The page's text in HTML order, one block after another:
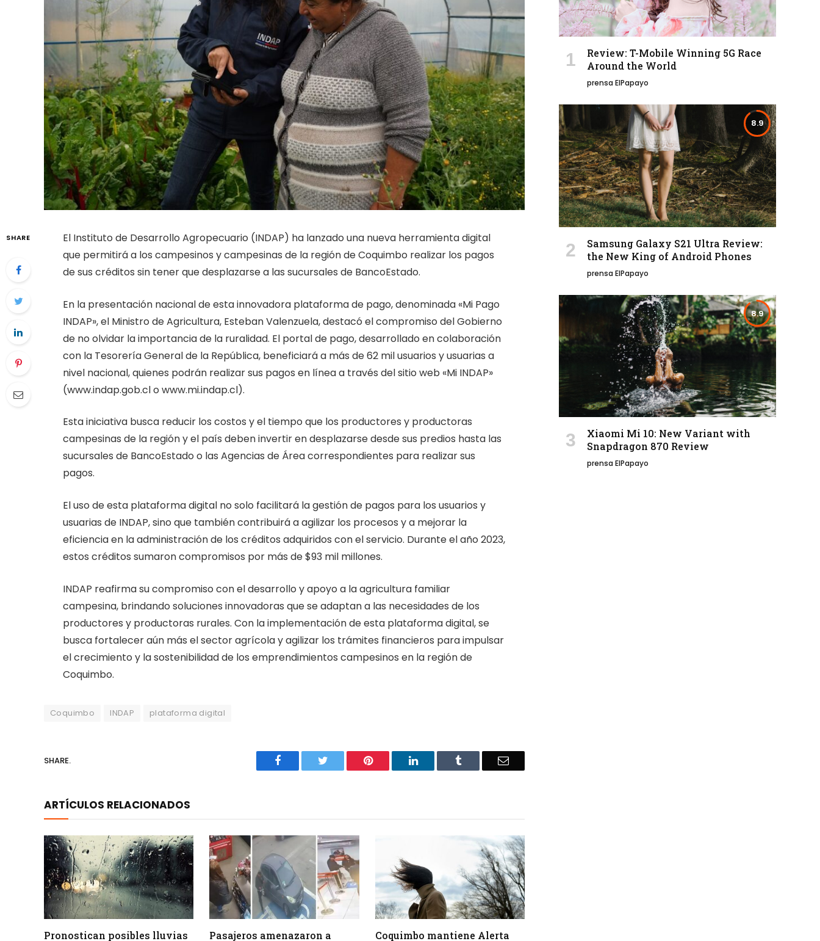
SHARE
El Instituto de Desarrollo Agropecuario (INDAP) ha lanzado una nueva herramienta digital
que permitirá a los campesinos y campesinas de la región de Coquimbo realizar los pagos
de sus créditos sin tener que desplazarse a las sucursales de BancoEstado.
En la presentación nacional de esta innovadora plataforma de pago, denominada «Mi Pago
INDAP», el Ministro de Agricultura, Esteban Valenzuela, destacó el compromiso del Gobierno
de no olvidar la importancia de la ruralidad. El portal de pago, desarrollado en colaboración
con la Tesorería General de la República, beneficiará a más de 62 mil usuarios y usuarias a
nivel nacional, quienes podrán realizar sus pagos en línea a través del sitio web «Mi INDAP»
(www.indap.gob.cl o www.mi.indap.cl).
Esta iniciativa busca reducir los costos y el tiempo que los productores y productoras
campesinas de la región y el país deben invertir en desplazarse desde sus predios hasta las
sucursales de BancoEstado o las Agencias de Área correspondientes para realizar sus
pagos.
El uso de esta plataforma digital no solo facilitará la gestión de pagos para los usuarios y
usuarias de INDAP, sino que también contribuirá a agilizar los procesos y a mejorar la
eficiencia en la administración de los créditos adquiridos con el servicio. Durante el año 2023,
estos créditos sumaron compromisos por más de $93 mil millones.
INDAP reafirma su compromiso con el desarrollo y apoyo a la agricultura familiar
campesina, brindando soluciones innovadoras que se adaptan a las necesidades de los
productores y productoras rurales. Con la implementación de esta plataforma digital, se
busca fortalecer aún más el sector agrícola y agilizar los trámites financieros para impulsar
el crecimiento y la sostenibilidad de los emprendimientos campesinos en la región de
Coquimbo.
Coquimbo INDAP plataforma digital
SHARE. Facebook Twitter Pinterest LinkedIn Tumblr Email
ARTÍCULOS RELACIONADOS
Pronostican posibles lluvias Pasajeros amenazaron a Coquimbo mantiene Alerta
Review: T-Mobile Winning 5G Race
Around the World
prensa ElPapayo
8.9
Samsung Galaxy S21 Ultra Review:
the New King of Android Phones
prensa ElPapayo
8.9
Xiaomi Mi 10: New Variant with
Snapdragon 870 Review
prensa ElPapayo